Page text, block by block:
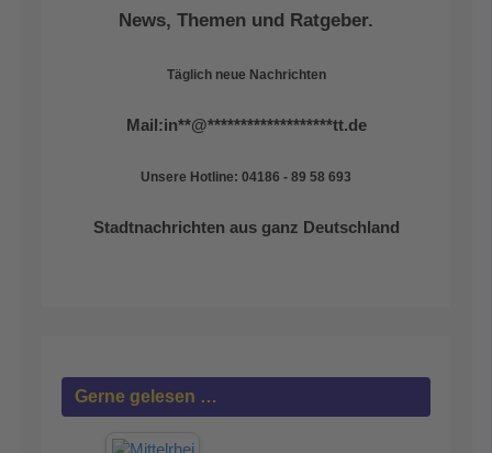
News, Themen und Ratgeber.
Täglich neue Nachrichten
Mail:in**@*******************tt.de
Unsere Hotline: 04186 - 89 58 693
Stadtnachrichten aus ganz Deutschland
Gerne gelesen …